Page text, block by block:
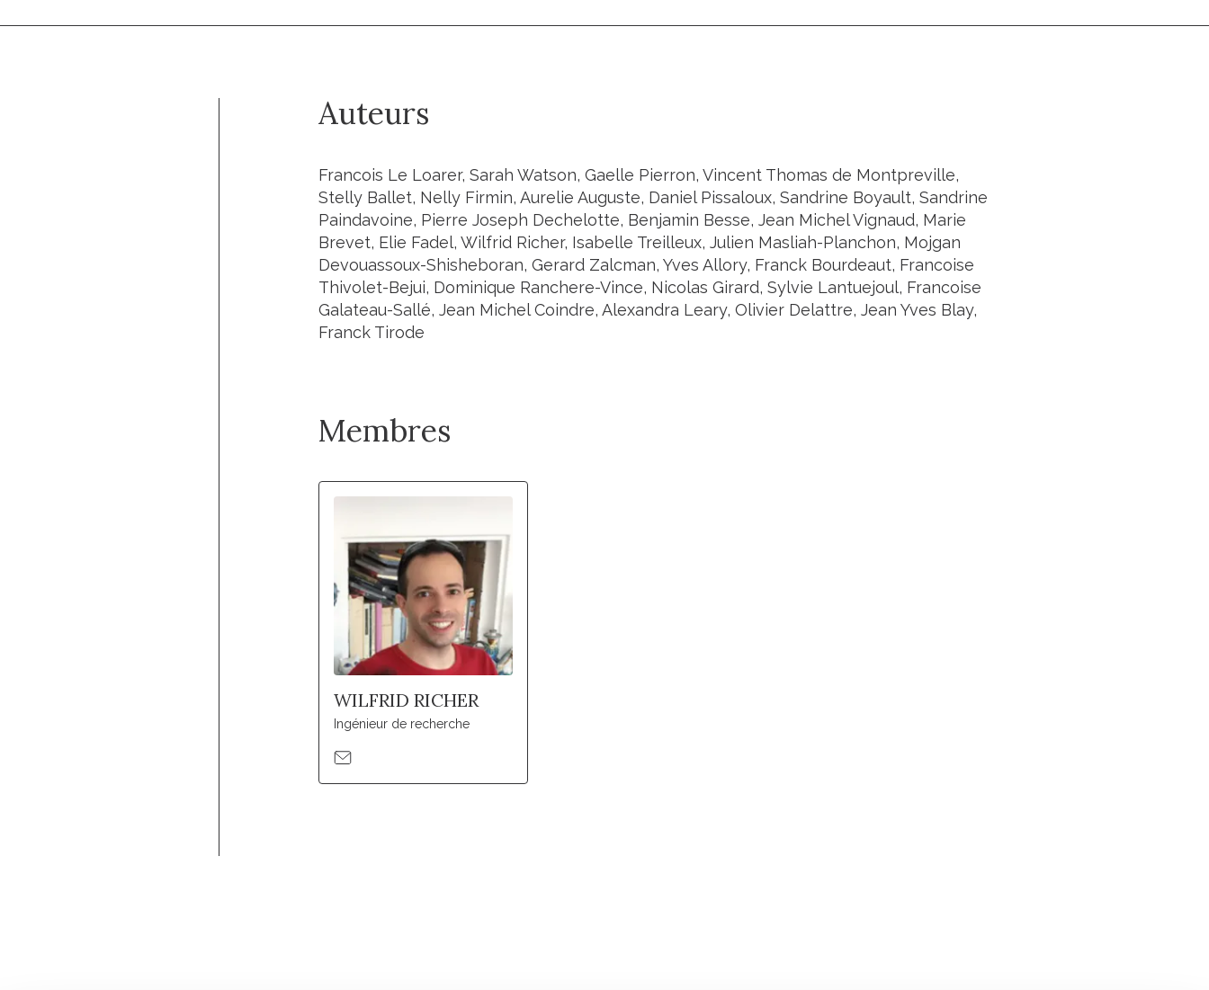
Auteurs
Francois Le Loarer, Sarah Watson, Gaelle Pierron, Vincent Thomas de Montpreville,
Stelly Ballet, Nelly Firmin, Aurelie Auguste, Daniel Pissaloux, Sandrine Boyault, Sandrine
Paindavoine, Pierre Joseph Dechelotte, Benjamin Besse, Jean Michel Vignaud, Marie
Brevet, Elie Fadel, Wilfrid Richer, Isabelle Treilleux, Julien Masliah-Planchon, Mojgan
Devouassoux-Shisheboran, Gerard Zalcman, Yves Allory, Franck Bourdeaut, Francoise
Thivolet-Bejui, Dominique Ranchere-Vince, Nicolas Girard, Sylvie Lantuejoul, Francoise
Galateau-Sallé, Jean Michel Coindre, Alexandra Leary, Olivier Delattre, Jean Yves Blay,
Franck Tirode
Membres
WILFRID RICHER
Ingénieur de recherche